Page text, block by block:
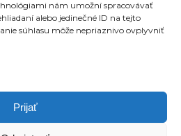
nám umožní spracovávať
alebo jedinečné ID na tejto
súhlasu môže nepriaznivo ovplyvniť
Prijať
emailom?